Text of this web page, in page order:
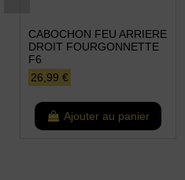
CABOCHON FEU ARRIERE
DROIT FOURGONNETTE
F6
26,99 €
Ajouter au panier